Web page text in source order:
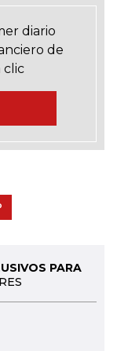
diario
de
clic
PARA